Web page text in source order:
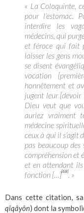
« La Coloquinte,
pour l’estomac.
interdire les
médecins, qui
et féroce qui fait
laisser les gens
se disent
vocation
honnêtement et
jugent leur [devoir
Dieu veut que
auriez vraiment
médecine
ceux à qui il s’agit
pas beaucoup
compréhension et
et en attendant
fonction […][68] . »
Dans cette citation,
qîqâyôn) dont la